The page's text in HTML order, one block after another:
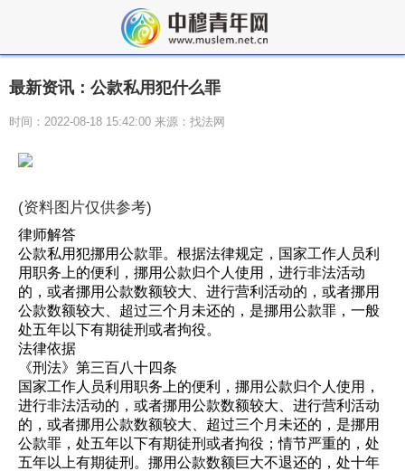
最新资讯：公款私用犯什么罪
时间：2022-08-18 15:42:00 来源：找法网
(资料图片仅供参考)
律师解答
公款私用犯挪用公款罪。根据法律规定，国家工作人员利
用职务上的便利，挪用公款归个人使用，进行非法活动
的，或者挪用公款数额较大、进行营利活动的，或者挪用
公款数额较大、超过三个月未还的，是挪用公款罪，一般
处五年以下有期徒刑或者拘役。
法律依据
《刑法》第三百八十四条
国家工作人员利用职务上的便利，挪用公款归个人使用，
进行非法活动的，或者挪用公款数额较大、进行营利活动
的，或者挪用公款数额较大、超过三个月未还的，是挪用
公款罪，处五年以下有期徒刑或者拘役；情节严重的，处
五年以上有期徒刑。挪用公款数额巨大不退还的，处十年